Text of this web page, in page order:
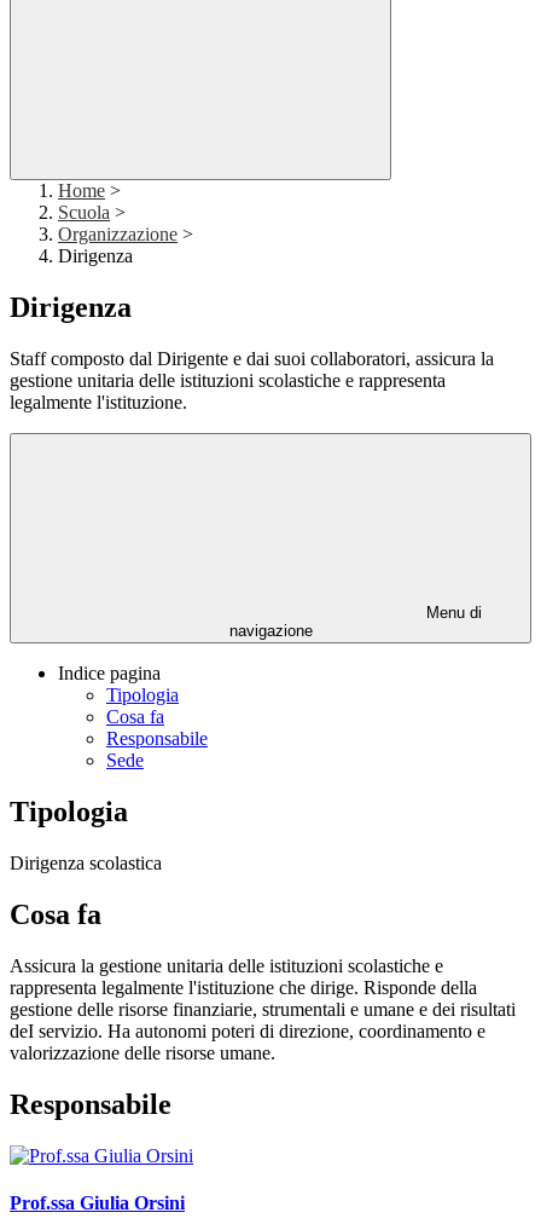
Home >
Scuola >
Organizzazione >
Dirigenza
Dirigenza
Staff composto dal Dirigente e dai suoi collaboratori, assicura la
gestione unitaria delle istituzioni scolastiche e rappresenta
legalmente l'istituzione.
Menu di
navigazione
Indice pagina
Tipologia
Cosa fa
Responsabile
Sede
Tipologia
Dirigenza scolastica
Cosa fa
Assicura la gestione unitaria delle istituzioni scolastiche e
rappresenta legalmente l'istituzione che dirige. Risponde della
gestione delle risorse finanziarie, strumentali e umane e dei risultati
deI servizio. Ha autonomi poteri di direzione, coordinamento e
valorizzazione delle risorse umane.
Responsabile
Prof.ssa Giulia Orsini